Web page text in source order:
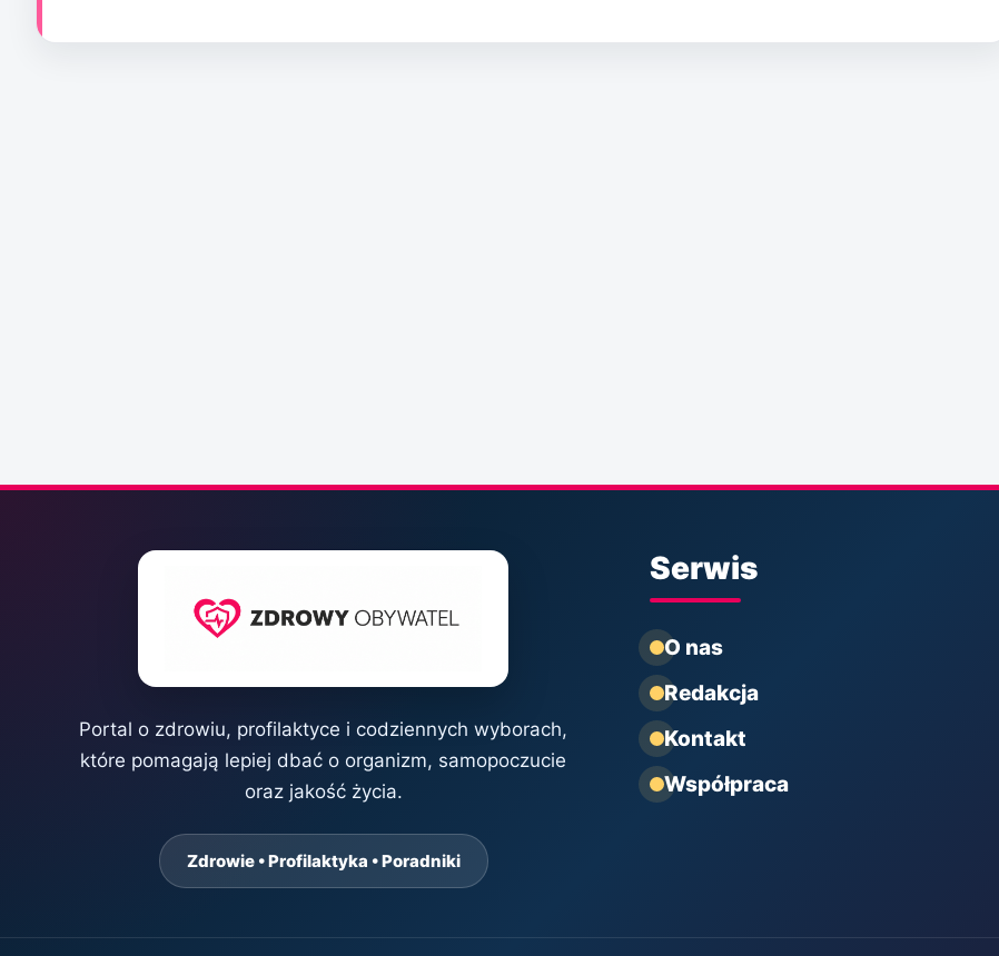
Portal o zdrowiu, profilaktyce i codziennych wyborach,
które pomagają lepiej dbać o organizm, samopoczucie
oraz jakość życia.
Zdrowie • Profilaktyka • Poradniki
Serwis
O nas
Redakcja
Kontakt
Współpraca